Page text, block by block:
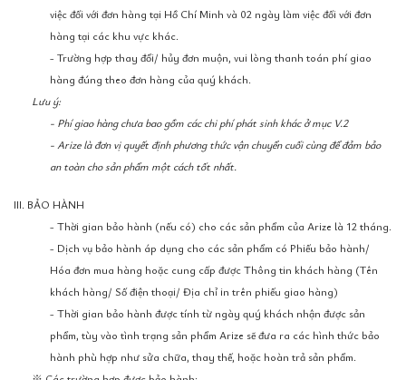
việc đối với đơn hàng tại Hồ Chí Minh và 02 ngày làm việc đối với đơn
hàng tại các khu vực khác.
- Trường hợp thay đổi/ hủy đơn muộn, vui lòng thanh toán phí giao
hàng đúng theo đơn hàng của quý khách.
Lưu ý:
- Phí giao hàng chưa bao gồm các chi phí phát sinh khác ở mục V.2
- Arize là đơn vị quyết định phương thức vận chuyển cuối cùng để đảm bảo
an toàn cho sản phẩm một cách tốt nhất.
III. BẢO HÀNH
- Thời gian bảo hành (nếu có) cho các sản phẩm của Arize là 12 tháng.
- Dịch vụ bảo hành áp dụng cho các sản phẩm có Phiếu bảo hành/
Hóa đơn mua hàng hoặc cung cấp được Thông tin khách hàng (Tên
khách hàng/ Số điện thoại/ Địa chỉ in trên phiếu giao hàng)
- Thời gian bảo hành được tính từ ngày quý khách nhận được sản
phẩm, tùy vào tình trạng sản phẩm Arize sẽ đưa ra các hình thức bảo
hành phù hợp như sửa chữa, thay thế, hoặc hoàn trả sản phẩm.